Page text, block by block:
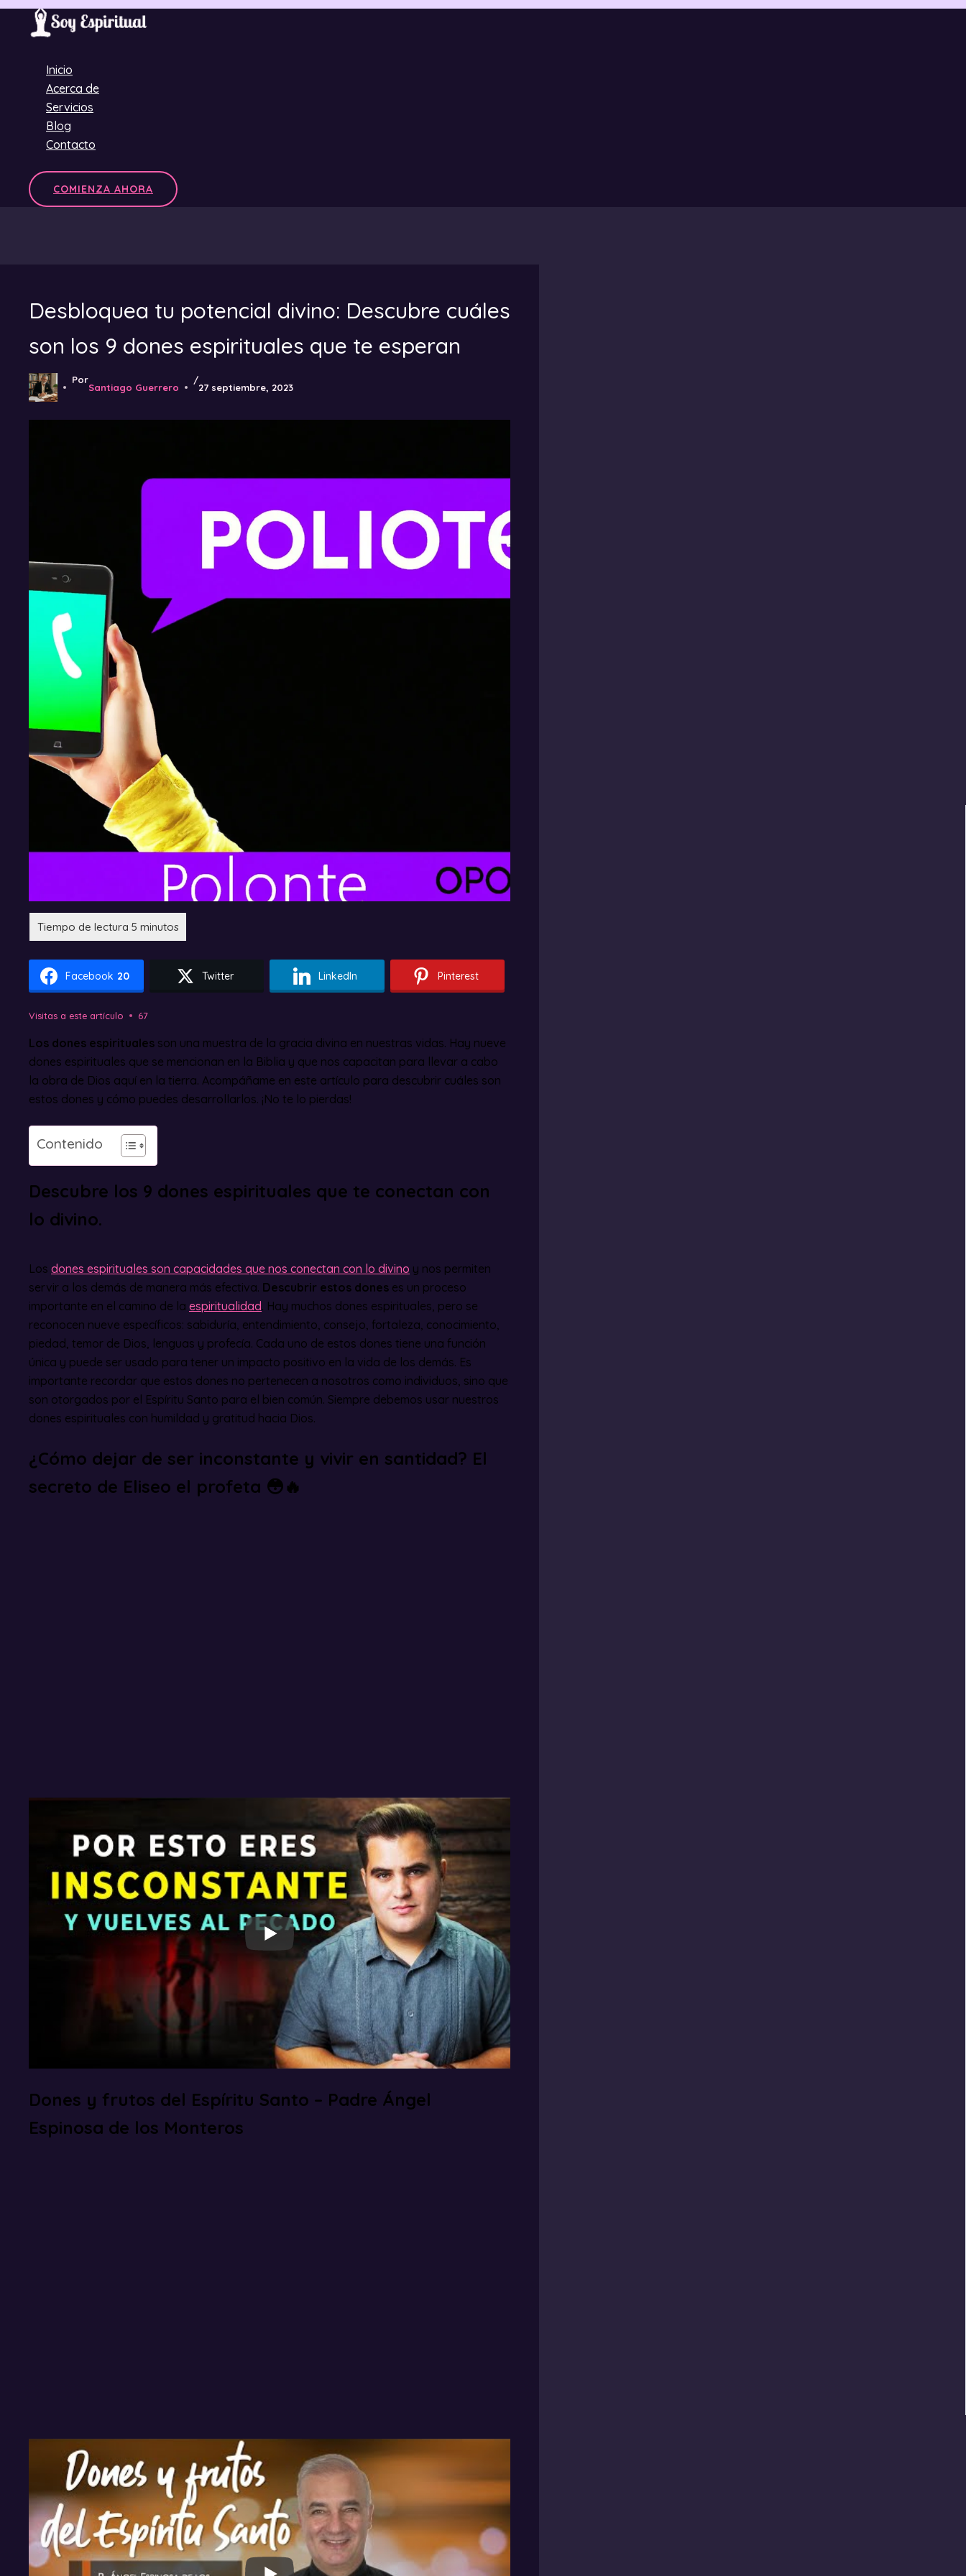
Ir
Inicio
Acerca de
Servicios
Blog
Contacto
COMIENZA AHORA
Desbloquea tu potencial divino: Descubre cuáles
son los 9 dones espirituales que te esperan
Por
Santiago Guerrero
/
27 septiembre, 2023
Facebook 20 Twitter LinkedIn Pinterest
Visitas a este artículo 67
Los dones espirituales son una muestra de la gracia divina en nuestras vidas. Hay nueve
dones espirituales que se mencionan en la Biblia y que nos capacitan para llevar a cabo
la obra de Dios aquí en la tierra. Acompáñame en este artículo para descubrir cuáles son
estos dones y cómo puedes desarrollarlos. ¡No te lo pierdas!
Contenido
Descubre los 9 dones espirituales que te conectan con
lo divino.
Los dones espirituales son capacidades que nos conectan con lo divino y nos permiten
servir a los demás de manera más efectiva. Descubrir estos dones es un proceso
importante en el camino de la espiritualidad. Hay muchos dones espirituales, pero se
reconocen nueve específicos: sabiduría, entendimiento, consejo, fortaleza, conocimiento,
piedad, temor de Dios, lenguas y profecía. Cada uno de estos dones tiene una función
única y puede ser usado para tener un impacto positivo en la vida de los demás. Es
importante recordar que estos dones no pertenecen a nosotros como individuos, sino que
son otorgados por el Espíritu Santo para el bien común. Siempre debemos usar nuestros
dones espirituales con humildad y gratitud hacia Dios.
¿Cómo dejar de ser inconstante y vivir en santidad? El
secreto de Eliseo el profeta 😳🔥
Dones y frutos del Espíritu Santo – Padre Ángel
Espinosa de los Monteros